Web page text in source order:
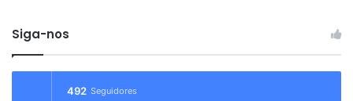
campanha2026
Siga-nos
492 Seguidores